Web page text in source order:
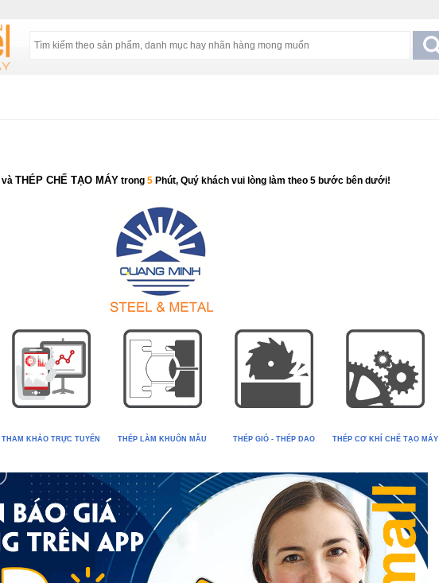
và THÉP CHẾ TẠO MÁY trong 5 Phút, Quý khách vui lòng làm theo 5 bước bên dưới!
THAM KHẢO TRỰC TUYẾN THÉP LÀM KHUÔN MẪU THÉP GIÓ - THÉP DAO THÉP CƠ KHÍ CHẾ TẠO MÁY